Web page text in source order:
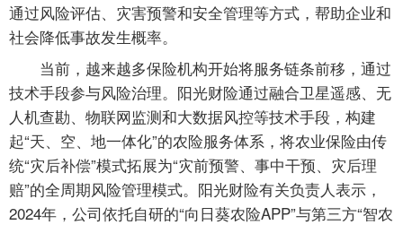
通过风险评估、灾害预警和安全管理等方式，帮助企业和
社会降低事故发生概率。
当前，越来越多保险机构开始将服务链条前移，通过
技术手段参与风险治理。阳光财险通过融合卫星遥感、无
人机查勘、物联网监测和大数据风控等技术手段，构建
起“天、空、地一体化”的农险服务体系，将农业保险由传
统“灾后补偿”模式拓展为“灾前预警、事中干预、灾后理
赔”的全周期风险管理模式。阳光财险有关负责人表示，
2024年，公司依托自研的“向日葵农险APP”与第三方“智农